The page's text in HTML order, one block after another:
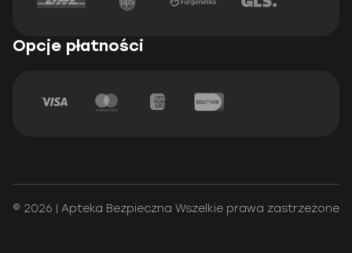
Opcje płatności
© 2026 | Apteka Bezpieczna Wszelkie prawa zastrzeżone